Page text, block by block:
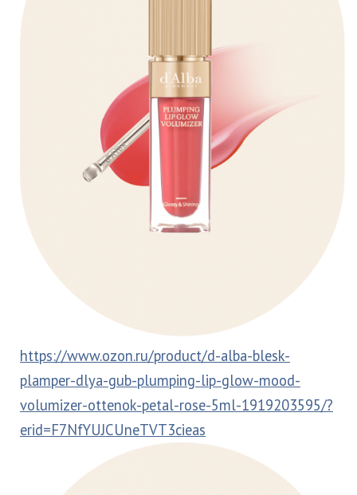
https://www.ozon.ru/product/d-alba-blesk-
plamper-dlya-gub-plumping-lip-glow-mood-
volumizer-ottenok-petal-rose-5ml-1919203595/?
erid=F7NfYUJCUneTVT3cieas